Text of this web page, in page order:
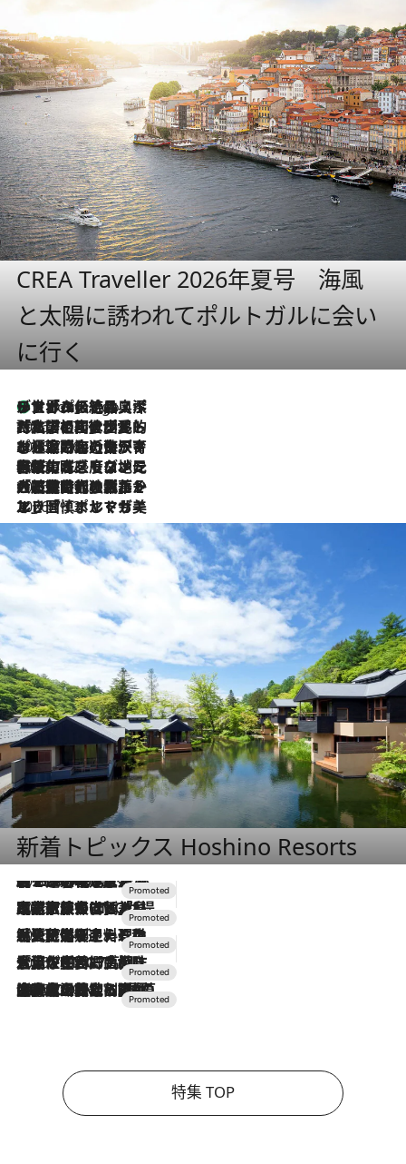
CREA Traveller 2026年夏号 海風
と太陽に誘われてポルトガルに会い
に行く
6 Hours Ago
リスボンの絶品スイーツ「パステル・デ・ナタ」とは？ポルトガル伝統の奥深い世界へ
2026.7.27
「私の祖国はポルトガル語です」国民的詩人フェルナンド・ペソアと、彼が愛した文学の街を歩く
2026.7.26
ポルトガル近海が育む極上の海の幸。キリリと冷えた白ワインと愉しむ、シーフード専門店の贅沢
2026.7.22
伝統の味をモダンに昇華。高感度な地元客が集う、リスボンの最旬ガストロノミー
2026.7.21
大航海時代の栄華から、震災、独裁、そして革命へ。ポルトガル・首都リスボンの石畳に刻まれた「歴史の光と影」
2026.7.13
エッセイ・ヤマザキマリ「慎ましくも美しき国 ポルトガル」
新着トピックス Hoshino Resorts
2026.8.7
【トンボの足水浴】ヒノキの香りに包まれて涼感マックス！約13℃の湧水かけ流しを避暑地「星野温泉 トンボの湯」で体験
2026.7.31
【ホテル帰省】という選択肢をOMOが提案。家族とほどよい距離を保つには「昼は実家、夜は気兼ねなくホテルで！」
2026.7.24
【夏限定ディナーコース】旬を迎える稚鮎や花ズッキーニなどをイタリア・トスカーナの郷土料理の手法で満喫！
2026.7.17
「土佐和ハーブかき氷」がOMO7高知に登場！生姜、山椒、大葉など目にも舌にも涼を呼ぶ郷土の味
2026.7.10
NEW OPEN！【界 草津】名湯の地に誕生。趣の異なる2種の温泉と上州ならではの会席・蕎麦割烹など美食を味わう究極の癒やし旅
特集 TOP